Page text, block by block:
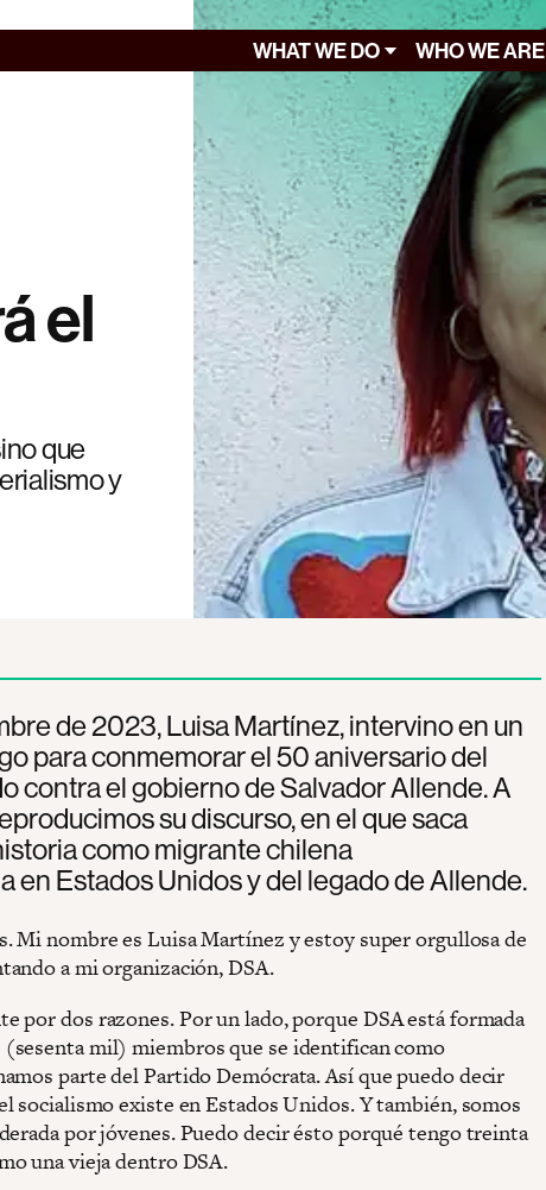
WHAT WE DO WHO WE ARE
el
que
y
de 2023, Luisa Martínez, intervino en un
para conmemorar el 50 aniversario del
contra el gobierno de Salvador Allende. A
su discurso, en el que saca
como migrante chilena
en Estados Unidos y del legado de Allende.
Mi nombre es Luisa Martínez y estoy super orgullosa de
a mi organización, DSA.
por dos razones. Por un lado, porque DSA está formada
mil) miembros que se identifican como
parte del Partido Demócrata. Así que puedo decir
socialismo existe en Estados Unidos. Y también, somos
por jóvenes. Puedo decir ésto porqué tengo treinta
una vieja dentro DSA.